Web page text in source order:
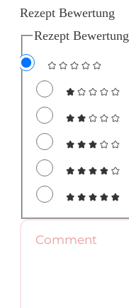
Rezept Bewertung
Rezept Bewertung